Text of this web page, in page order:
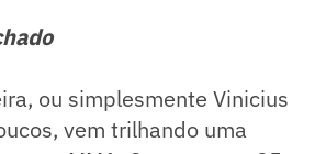
ou simplesmente Vinicius
vem trilhando uma